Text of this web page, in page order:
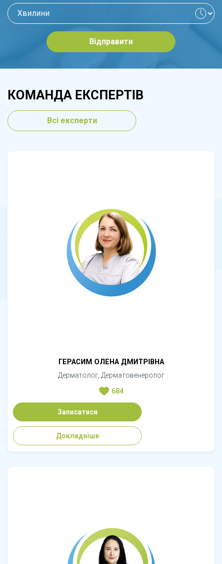
Відправити
КОМАНДА ЕКСПЕРТІВ
Всі експерти
ГЕРАСИМ ОЛЕНА ДМИТРІВНА
Дерматолог, Дерматовенеролог
684
Записатися
Докладніше